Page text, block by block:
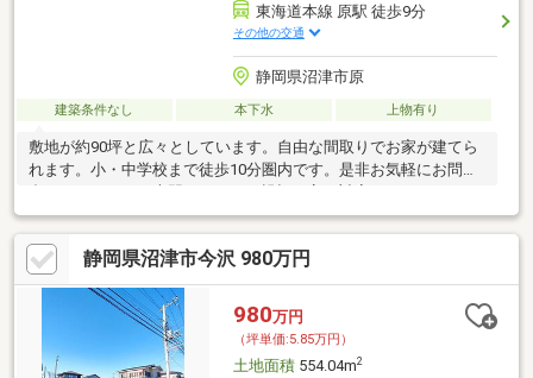
東海道本線 原駅 徒歩9分
その他の交通
静岡県沼津市原
建築条件なし 本下水 上物有り
敷地が約90坪と広々としています。自由な間取りでお家が建てら
れます。小・中学校まで徒歩10分圏内です。是非お気軽にお問い
合わせください。専門スタッフが親切丁寧に対応いたします。
静岡県沼津市今沢 980万円
980万円
（坪単価:5.85万円）
土地面積554.04m2